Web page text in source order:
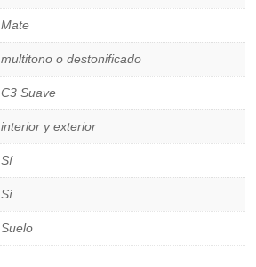
Mate
multitono o destonificado
C3 Suave
interior y exterior
Sí
Sí
Suelo